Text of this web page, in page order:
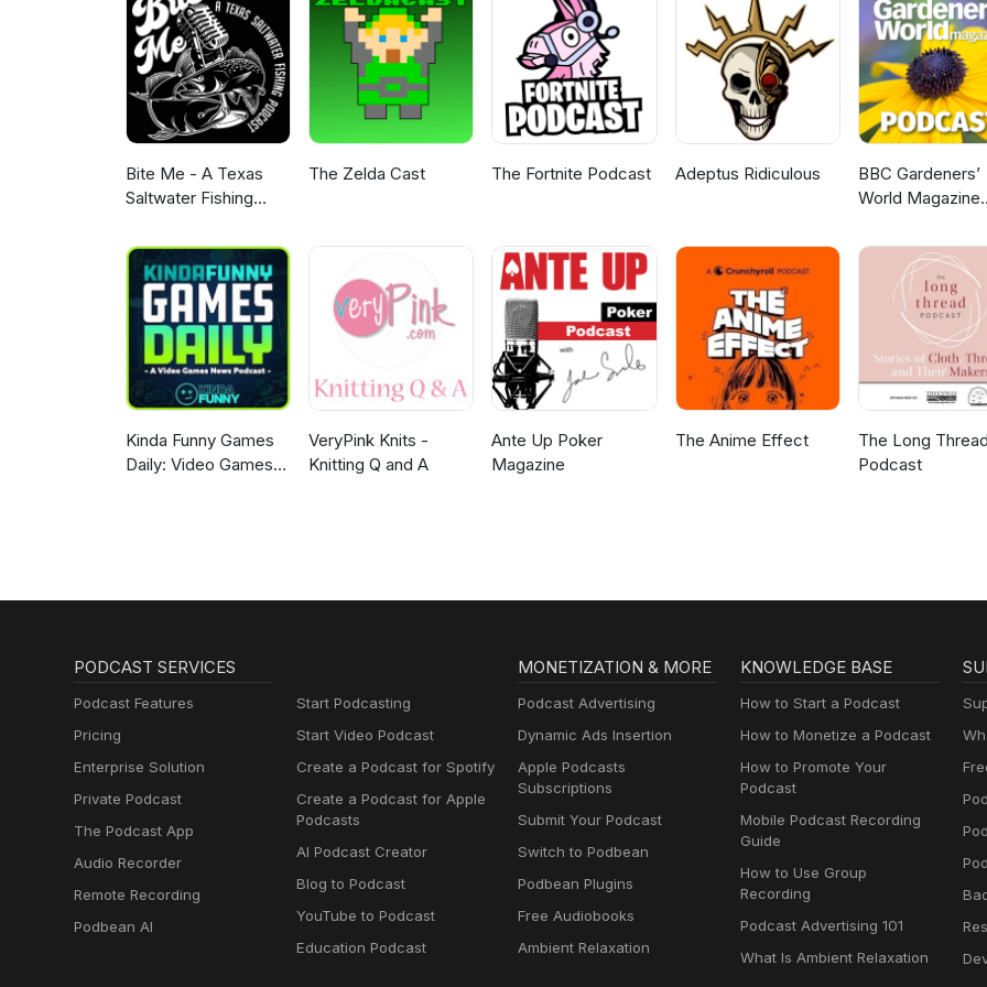
Bite Me - A Texas
Saltwater Fishing
The Zelda Cast The Fortnite Podcast Adeptus Ridiculous
BBC Gardeners’
World Magazine
Kinda Funny Games
Daily: Video Games
VeryPink Knits -
Knitting Q and A
Ante Up Poker
Magazine
The Anime Effect
The Long
Podcast
PODCAST SERVICES
Podcast Features
Pricing
Enterprise Solution
Private Podcast
The Podcast App
Audio Recorder
Remote Recording
Podbean AI
Start Podcasting
Start Video Podcast
Create a Podcast for Spotify
Create a Podcast for Apple
Podcasts
AI Podcast Creator
Blog to Podcast
YouTube to Podcast
Education Podcast
MONETIZATION & MORE
Podcast Advertising
Dynamic Ads Insertion
Apple Podcasts
Subscriptions
Submit Your Podcast
Switch to Podbean
Podbean Plugins
Free Audiobooks
Ambient Relaxation
KNOWLEDGE BASE
How to Start a Podcast
How to Monetize a Podcast
How to Promote Your
Podcast
Mobile Podcast Recording
Guide
How to Use Group
Recording
Podcast Advertising 101
What Is Ambient Relaxation